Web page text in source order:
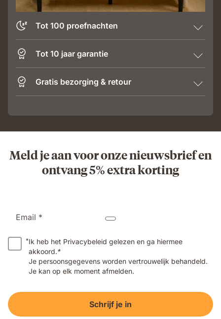
Tot 100 proefnachten
Tot 10 jaar garantie
Gratis bezorging & retour
Meld je aan voor onze nieuwsbrief en
ontvang 5% extra korting
Email *
*Ik heb het Privacybeleid gelezen en ga hiermee
akkoord.*
Je persoonsgegevens worden vertrouwelijk behandeld.
Je kan op elk moment afmelden.
Schrijf je in